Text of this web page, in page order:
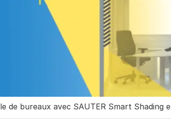
de bureaux avec SAUTER Smart Shading